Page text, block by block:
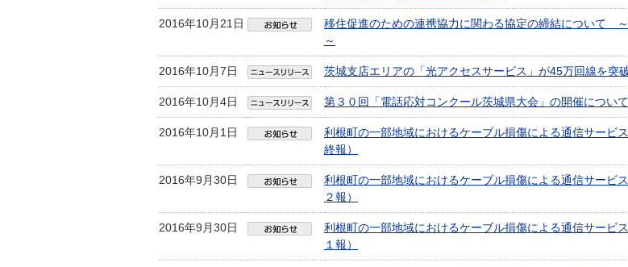
2016年10月21日
移住促進のための連携協力に関わる協定の締結について
～
2016年10月7日 茨城支店エリアの「光アクセスサービス」が45万回線を突
2016年10月4日 第３０回「電話応対コンクール茨城県大会」の開催について
2016年10月1日
利根町の一部地域におけるケーブル損傷による通信サービ
終報）
2016年9月30日
利根町の一部地域におけるケーブル損傷による通信サービ
２報）
2016年9月30日
利根町の一部地域におけるケーブル損傷による通信サービ
１報）